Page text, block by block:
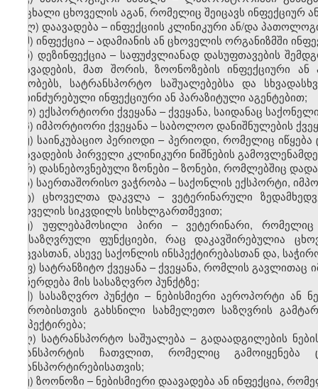
ცოცხალი ცხოველის აგან, რომელიც შეიცავს ინფექციურ
ლ) დაავადება – ინფექციის კლინიკური ან/და
მ) ინფექცია – ადამიანის ან ცხოველის ორგანიზმში
ნ) დეზინფექცია – საფუძვლიანად დასუფთავების
დაავადების, მათ შორის, ზოონოზების ინფექციური
შენობებს, სატრანსპორტო საშუალებებსა და
დაბინძურებული ინფექციური ან პარაზიტული აგენტებით;
ო) ექსპორტიორი ქვეყანა – ქვეყანა, საიდანაც საქონელი
პ) იმპორტიორი ქვეყანა – საბოლოო დანიშნულების
ჟ) საინკუბაციო პერიოდი – პერიოდი, რომელიც
დაავადების პირველი კლინიკური ნიშნების
რ) დასნებოვნებული ზონები – ზონები, რომლებშიც
ს) საერთაშორისო ვაჭრობა – საქონლის ექსპორტი,
ტ) ცხოველთა დაკვლა – ვეტერინარული
ცხოველის სიკვდილს სისხლგართმევით;
უ) უფლებამოსილი პირი – ვეტერინარი,
განსაზღვრული ფუნქციები, რაც დაკავშირებულია
დაცვასთან, ასევე საქონლის ინსპექტირებასთან და,
ფ) სატრანზიტო ქვეყანა – ქვეყანა, რომლის
ან ჩერდება მის სასაზღვრო პუნქტზე;
ქ) სასაზღვრო პუნქტი – ნებისმიერი აეროპორტი ან
ვაჭრობისთვის გახსნილი სახმელეთო საზღვრის
ინსპექტირება;
ღ) სატრანსპორტო საშუალება – გადაადგილების
ტრანსპორტის ჩათვლით, რომელიც
ტრანსპორტირებისათვის;
ყ) ზოონოზი – ნებისმიერი დაავადება ან ინფექცია,